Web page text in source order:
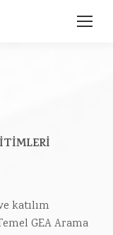
katılım
GEA Arama